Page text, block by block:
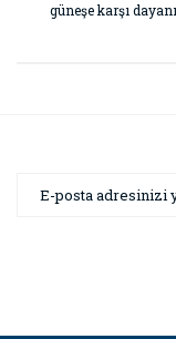
güneşe karşı
Görüş ve
Ürün resmi
Ürün bilgilerinde